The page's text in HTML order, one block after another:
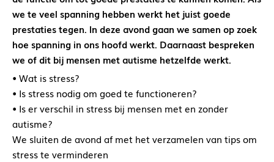
we te veel spanning hebben werkt het juist goede
prestaties tegen. In deze avond gaan we samen op zoek
hoe spanning in ons hoofd werkt. Daarnaast bespreken
we of dit bij mensen met autisme hetzelfde werkt.
• Wat is stress?
• Is stress nodig om goed te functioneren?
• Is er verschil in stress bij mensen met en zonder
autisme?
We sluiten de avond af met het verzamelen van tips om
stress te verminderen